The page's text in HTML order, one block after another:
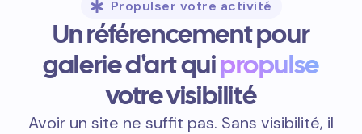
Propulser votre activité
Un référencement pour
galerie d'art quipropulse
votre visibilité
Avoir un site ne suffit pas. Sans visibilité, il